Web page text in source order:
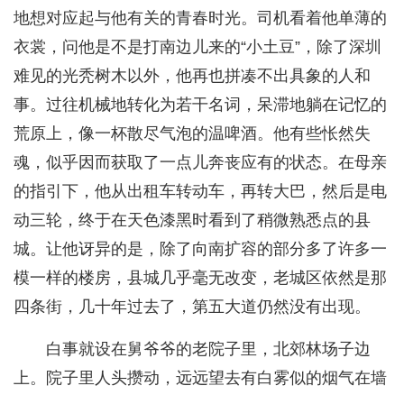
地想对应起与他有关的青春时光。司机看着他单薄的
衣裳，问他是不是打南边儿来的“小土豆”，除了深圳
难见的光秃树木以外，他再也拼凑不出具象的人和
事。过往机械地转化为若干名词，呆滞地躺在记忆的
荒原上，像一杯散尽气泡的温啤酒。他有些怅然失
魂，似乎因而获取了一点儿奔丧应有的状态。在母亲
的指引下，他从出租车转动车，再转大巴，然后是电
动三轮，终于在天色漆黑时看到了稍微熟悉点的县
城。让他讶异的是，除了向南扩容的部分多了许多一
模一样的楼房，县城几乎毫无改变，老城区依然是那
四条街，几十年过去了，第五大道仍然没有出现。
白事就设在舅爷爷的老院子里，北郊林场子边
上。院子里人头攒动，远远望去有白雾似的烟气在墙